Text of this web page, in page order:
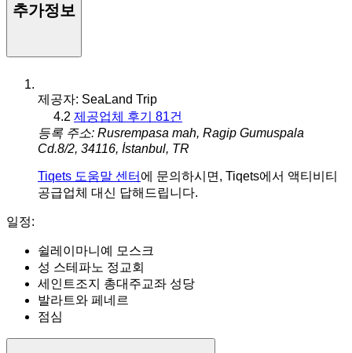
추가정보
제공자: SeaLand Trip
4.2 제공업체 후기 81건
등록 주소: Rusrempasa mah, Ragip Gumuspala
Cd.8/2, 34116, İstanbul, TR
Tiqets 도움말 센터 에 문의하시면, Tiqets에서 액티비티
공급업체 대신 답해드립니다.
일정:
쉴레이마니예 모스크
성 스테파노 정교회
세인트조지 총대주교좌 성당
발라트와 페네르
점심